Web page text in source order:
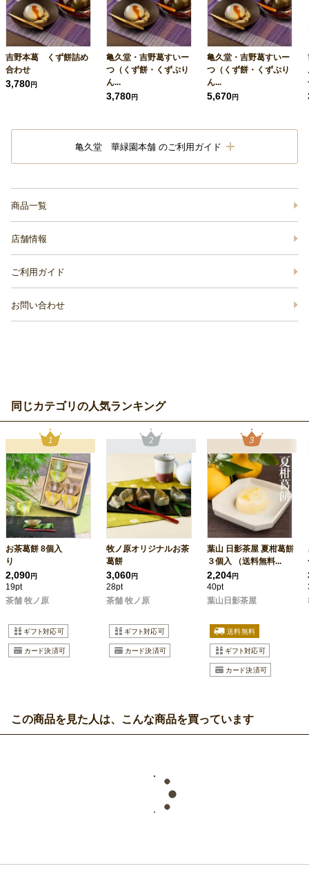
吉野本葛 くず餅詰め
合わせ
3,780円
亀久堂・吉野葛すいー
つ（くず餅・くずぷり
ん...
3,780円
亀久堂・吉野葛すいー
つ（くず餅・くずぷり
ん...
5,670円
亀久堂 華緑園本舗 のご利用ガイド
商品一覧
店舗情報
ご利用ガイド
お問い合わせ
同じカテゴリの人気ランキング
お茶葛餅 8個入
り
2,090円
19pt
茶舗 牧ノ原
牧ノ原オリジナルお茶
葛餅
3,060円
28pt
茶舗 牧ノ原
葉山 日影茶屋 夏柑葛餅
３個入 （送料無料...
2,204円
40pt
葉山日影茶屋
この商品を見た人は、こんな商品を買っています